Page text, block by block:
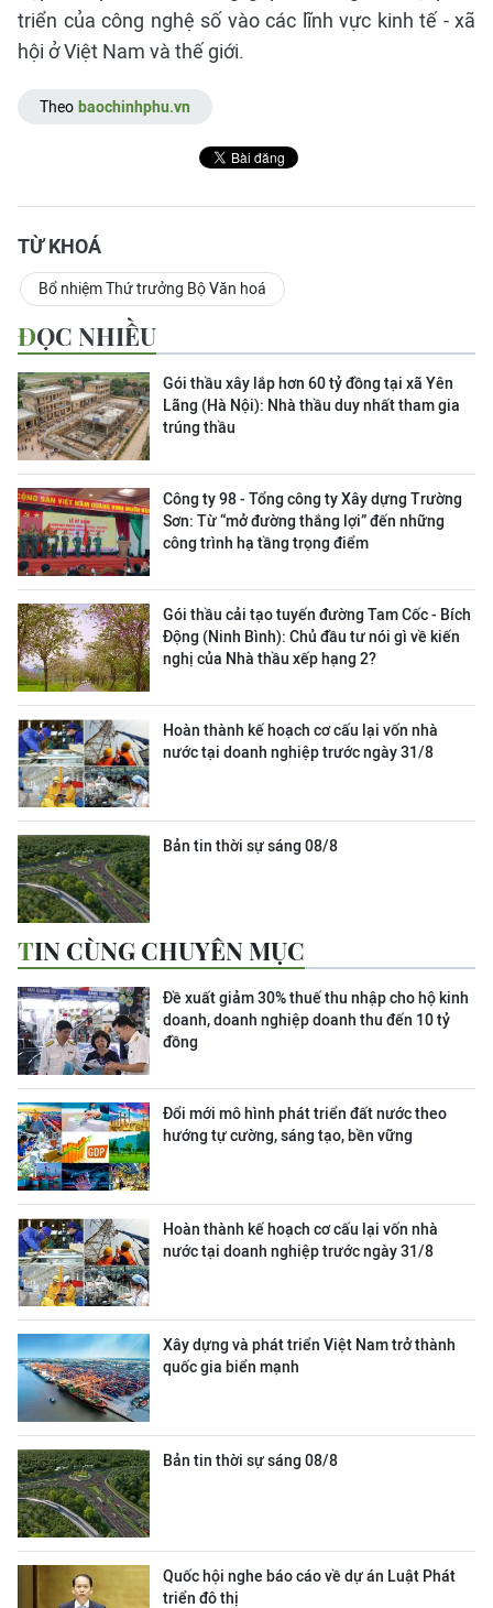
triển của công nghệ số vào các lĩnh vực kinh tế - xã
hội ở Việt Nam và thế giới.
Theo baochinhphu.vn
TỪ KHOÁ
Bổ nhiệm Thứ trưởng Bộ Văn hoá
ĐỌC NHIỀU
Gói thầu xây lắp hơn 60 tỷ đồng tại xã Yên
Lãng (Hà Nội): Nhà thầu duy nhất tham gia
trúng thầu
Công ty 98 - Tổng công ty Xây dựng Trường
Sơn: Từ “mở đường thắng lợi” đến những
công trình hạ tầng trọng điểm
Gói thầu cải tạo tuyến đường Tam Cốc - Bích
Động (Ninh Bình): Chủ đầu tư nói gì về kiến
nghị của Nhà thầu xếp hạng 2?
Hoàn thành kế hoạch cơ cấu lại vốn nhà
nước tại doanh nghiệp trước ngày 31/8
Bản tin thời sự sáng 08/8
TIN CÙNG CHUYÊN MỤC
Đề xuất giảm 30% thuế thu nhập cho hộ kinh
doanh, doanh nghiệp doanh thu đến 10 tỷ
đồng
Đổi mới mô hình phát triển đất nước theo
hướng tự cường, sáng tạo, bền vững
Hoàn thành kế hoạch cơ cấu lại vốn nhà
nước tại doanh nghiệp trước ngày 31/8
Xây dựng và phát triển Việt Nam trở thành
quốc gia biển mạnh
Bản tin thời sự sáng 08/8
Quốc hội nghe báo cáo về dự án Luật Phát
triển đô thị